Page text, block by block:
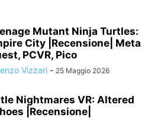
Mutant Ninja Turtles:
City |Recensione| Meta
PCVR, Pico
Vizzari - 25 Maggio 2026
Nightmares VR: Altered
|Recensione|